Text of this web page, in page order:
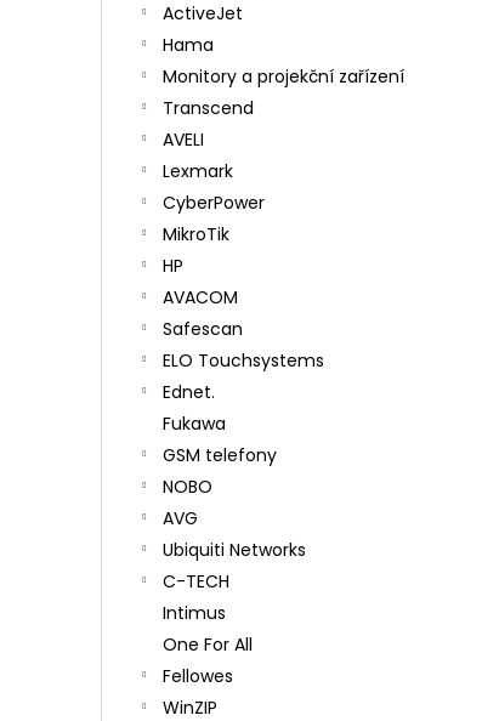
ActiveJet
Hama
Monitory a projekční zařízení
Transcend
AVELI
Lexmark
CyberPower
MikroTik
HP
AVACOM
Safescan
ELO Touchsystems
Ednet.
Fukawa
GSM telefony
NOBO
AVG
Ubiquiti Networks
C-TECH
Intimus
One For All
Fellowes
WinZIP